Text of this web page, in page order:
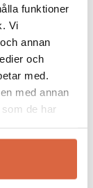
funktioner
Vi
annan
och
med.
med annan
de har
priser. Vissa